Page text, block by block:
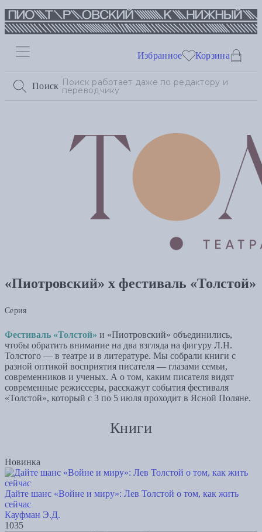
Поиск
Избранное Корзина
«Пиотровский» х фестиваль «Толстой»
Серия
Фестиваль «Толстой» и «Пиотровский» объединились,
чтобы обратить внимание на два взгляда на фигуру Л.Н.
Толстого — в театре и в литературе. Мы собрали книги с
разной оптикой восприятия писателя — глазами семьи,
современников и ученых. А о том, каким писателя видят
современные режиссеры, расскажут события фестиваля
«Толстой», который с 3 по 5 июля проходит в Ясной Поляне.
Книги
Новинка
Дайте шанс «Войне и миру»: Лев Толстой о том, как жить
сейчас
Кауфман Э.Д.
1035